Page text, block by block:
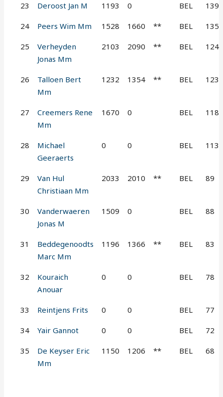
23 Deroost Jan M 1193 0 BEL 139
24 Peers Wim Mm 1528 1660 ** BEL 135
25
Verheyden
Jonas Mm
2103 2090 ** BEL 124
26
Talloen Bert
Mm
1232 1354 ** BEL 123
27
Creemers Rene
Mm
1670 0 BEL 118
28
Michael
Geeraerts
0 0 BEL 113
29
Van Hul
Christiaan Mm
2033 2010 ** BEL 89
30
Vanderwaeren
Jonas M
1509 0 BEL 88
31
Beddegenoodts
Marc Mm
1196 1366 ** BEL 83
32
Kouraich
Anouar
0 0 BEL 78
33 Reintjens Frits 0 0 BEL 77
34 Yair Gannot 0 0 BEL 72
35
De Keyser Eric
Mm
1150 1206 ** BEL 68